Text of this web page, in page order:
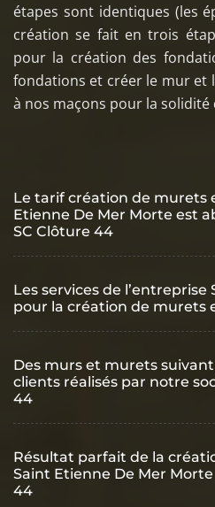
étapes sont identiques (les
création se fait en trois
pour la création des
fondations et créer le mur et
à nos maçons pour la solidité
Le tarif création de murets
Etienne De Mer Morte est
SC Clôture 44
Les services de l’entreprise
pour la création de murets
Des murs et murets
clients réalisés par notre
44
Résultat parfait de la
Saint Etienne De Mer
44